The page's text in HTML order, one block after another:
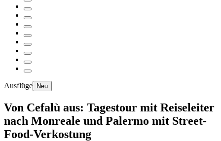
Ausflüge Neu
Von Cefalù aus: Tagestour mit Reiseleiter
nach Monreale und Palermo mit Street-
Food-Verkostung